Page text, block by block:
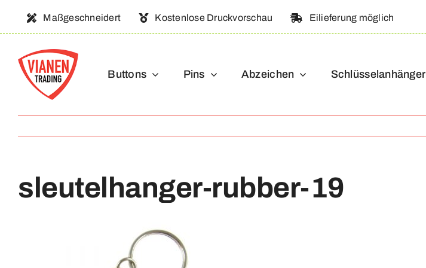
Maßgeschneidert Kostenlose Druckvorschau Eilieferung möglich
Buttons Pins Abzeichen Schlüsselanhänger
sleutelhanger-rubber-19